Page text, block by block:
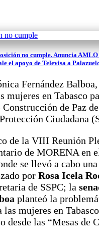
no cumple. Anuncia
el apoyo de Televisa a
Fernández
mujeres en Tabasco
Construcción de Paz
Ciudadana
de la VIII Reunión
de MORENA en
se llevó a cabo
por Rosa Icela
de SSPC; la
planteó la
mujeres en
desde las “Mesas de